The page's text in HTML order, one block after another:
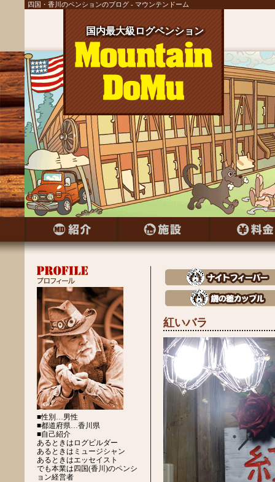
四国・香川のペンションのブログ - マウンテンドーム
国内最大級ログペンション
国内最大級ログペンション
国内最大級ログペンション
国内最大級ログペンション
国内最大級ログペンション
国内最大級ログペンション
国内最大級ログペンション
国内最大級ログペンション
国内最大級ログペンション
国内最大級ログペンション
国内最大級ログペンション
国内最大級ログペンション
国内最大級ログペンション
国内最大級ログペンション
国内最大級ログペンション
国内最大級ログペンション
国内最大級ログペンション
国内最大級ログペンション
国内最大級ログペンション
国内最大級ログペンション
国内最大級ログペンション
国内最大級ログペンション
国内最大級ログペンション
国内最大級ログペンション
国内最大級ログペンション
■性別…男性
■都道府県…香川県
■自己紹介
あるときはログビルダー
あるときはミュージシャン
あるときはエッセイスト
でも本業は四国(香川)のペンシ
ョン経営者
紅いバラ